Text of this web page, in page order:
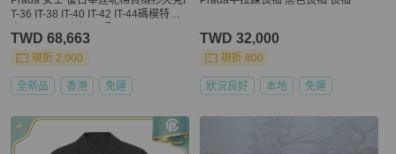
T-36 IT-38 IT-40 IT-42 IT-44碼模特身
TWD 68,663
現折 2,000
全新品 香港 免運
TWD 32,000
現折 800
狀況良好 本地 免運